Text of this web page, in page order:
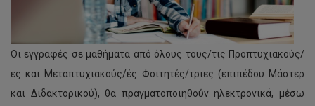
Οι εγγραφές σε μαθήματα από όλους τους/τις Προπτυχιακούς/
ες και Μεταπτυχιακούς/ές Φοιτητές/τριες (επιπέδου Μάστερ
και Διδακτορικού), θα πραγματοποιηθούν ηλεκτρονικά, μέσω